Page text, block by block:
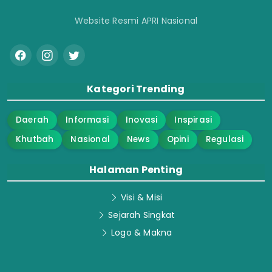
Website Resmi APRI Nasional
Kategori Trending
Daerah Informasi Inovasi
Inspirasi
Khutbah
Nasional News Opini Regulasi
Halaman Penting
Visi & Misi
Sejarah Singkat
Logo & Makna